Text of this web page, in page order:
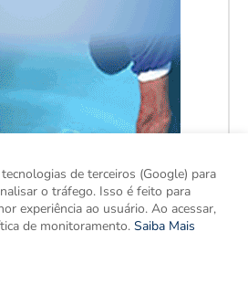
de terceiros (Google) para
o tráfego. Isso é feito para
experiência ao usuário. Ao acessar,
de monitoramento. Saiba Mais